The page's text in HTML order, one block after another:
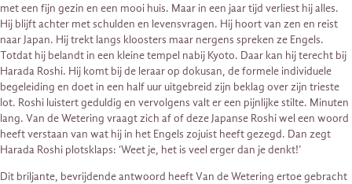
met een fijn gezin en een mooi huis. Maar in een jaar tijd verliest hij alles.
Hij blijft achter met schulden en levensvragen. Hij hoort van zen en reist
naar Japan. Hij trekt langs kloosters maar nergens spreken ze Engels.
Totdat hij belandt in een kleine tempel nabij Kyoto. Daar kan hij terecht bij
Harada Roshi. Hij komt bij de leraar op dokusan, de formele individuele
begeleiding en doet in een half uur uitgebreid zijn beklag over zijn trieste
lot. Roshi luistert geduldig en vervolgens valt er een pijnlijke stilte. Minuten
lang. Van de Wetering vraagt zich af of deze Japanse Roshi wel een woord
heeft verstaan van wat hij in het Engels zojuist heeft gezegd. Dan zegt
Harada Roshi plotsklaps: ‘Weet je, het is veel erger dan je denkt!’
Dit briljante, bevrijdende antwoord heeft Van de Wetering ertoe gebracht